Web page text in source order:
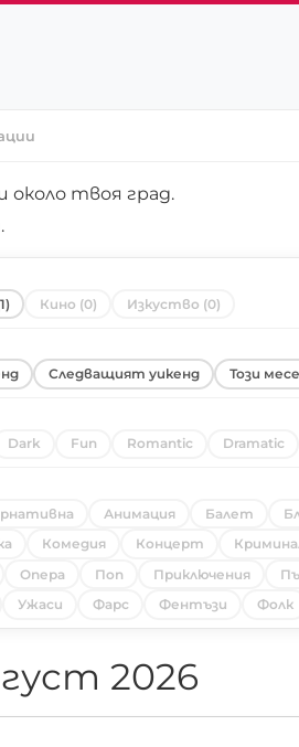
около твоя град.
Кино (0) Изкуство (0)
Следващият уикенд Този
Dark Fun Romantic Dramatic
Анимация Балет
Комедия Концерт
Опера Поп Приключения
Ужаси Фарс Фентъзи Фолк
2026